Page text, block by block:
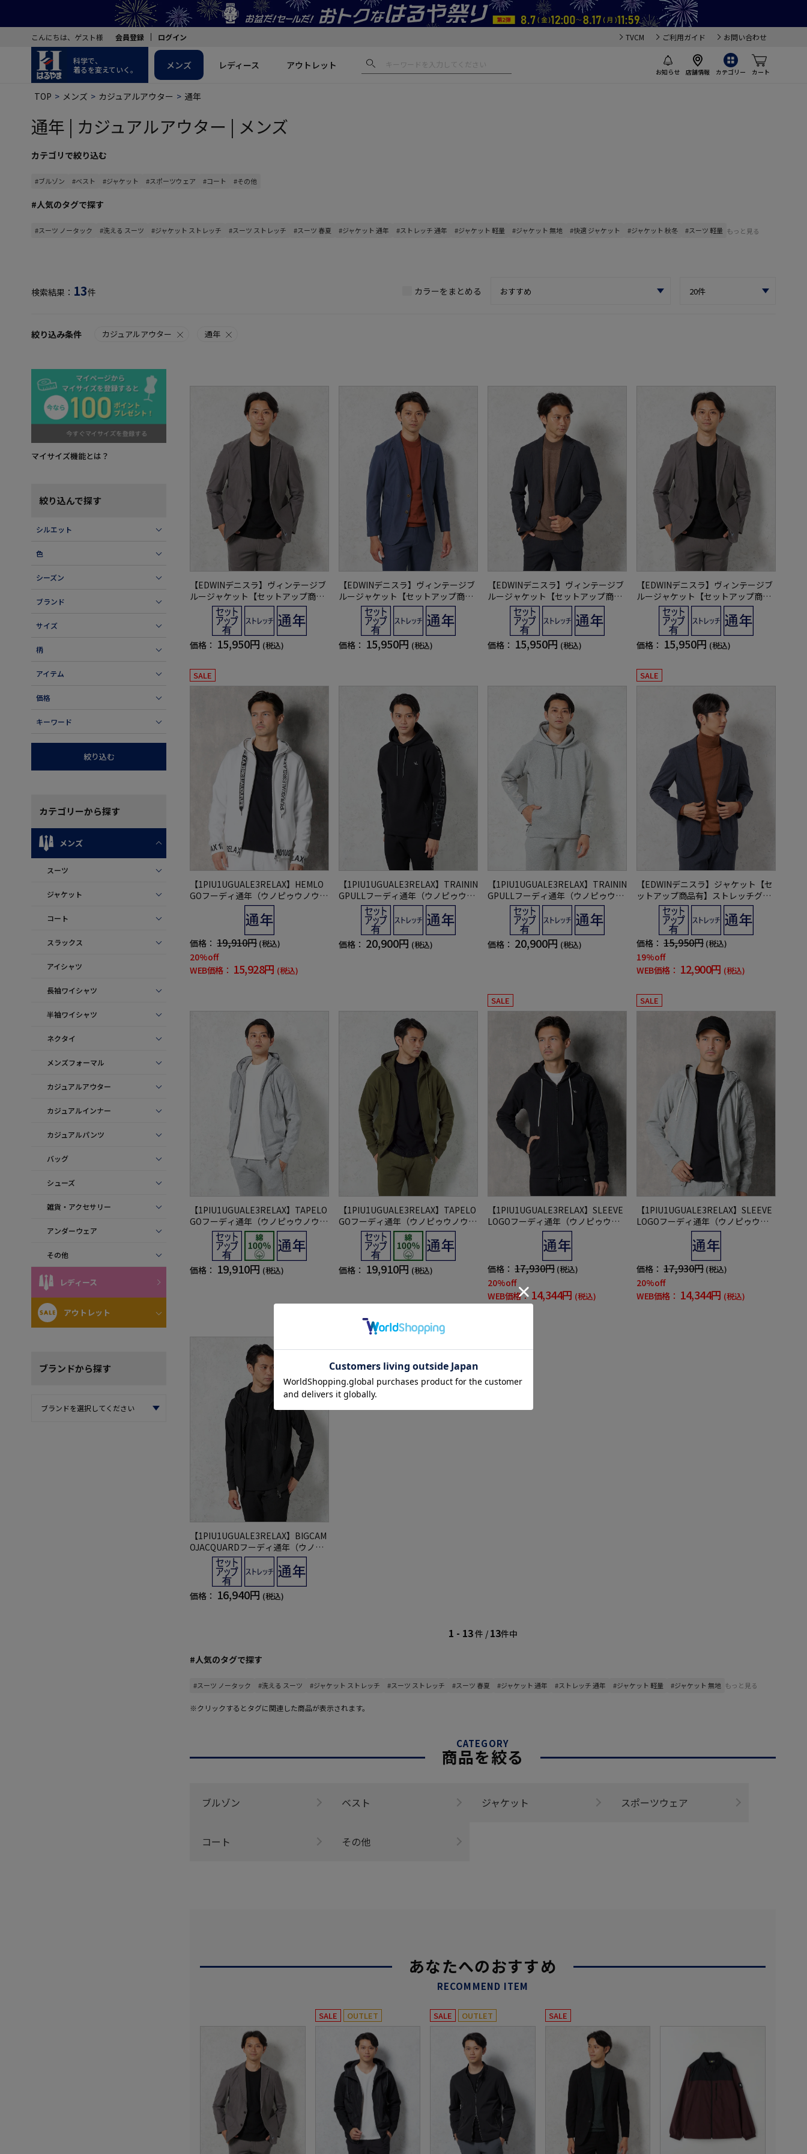
こんにちは、ゲスト様 会員登録 ログイン TVCM ご利用ガイド お問い合わせ
科学で、
着るを変えていく。
お知らせ 店舗情報 カテゴリー カート
メンズ レディース アウトレット
TOP メンズ カジュアルアウター 通年
通年 | カジュアルアウター | メンズ
カテゴリで絞り込む
#ブルゾン #ベスト #ジャケット #スポーツウェア #コート #その他
#人気のタグで探す
#スーツ ノータック #洗える スーツ #ジャケット ストレッチ #スーツ ストレッチ #スーツ 春夏 #ジャケット 通年 #ストレッチ 通年 #ジャケット 軽量 #ジャケット 無地 #快適 ジャケット #ジャケット 秋冬 #スーツ 軽量 もっと見る
検索結果： 13件 カラーをまとめる
絞り込み条件 カジュアルアウター 通年
マイサイズ機能とは？
絞り込んで探す
シルエット
色
シーズン
ブランド
サイズ
柄
アイテム
価格
キーワード
絞り込む
カテゴリーから探す
メンズ
スーツ
ジャケット
コート
スラックス
アイシャツ
長袖ワイシャツ
半袖ワイシャツ
ネクタイ
メンズフォーマル
カジュアルアウター
カジュアルインナー
カジュアルパンツ
バッグ
シューズ
雑貨・アクセサリー
アンダーウェア
その他
レディース
アウトレット
ブランドから探す
【EDWINデニスラ】ヴィンテージブ
ルージャケット【セットアップ商品
有】ストレッチ無地通年
価格： 15,950円 (税込)
【EDWINデニスラ】ヴィンテージブ
ルージャケット【セットアップ商品
有】ストレッチ無地通年
価格： 15,950円 (税込)
【EDWINデニスラ】ヴィンテージブ
ルージャケット【セットアップ商品
有】ストレッチ無地通年
価格： 15,950円 (税込)
【EDWINデニスラ】ヴィンテージブ
ルージャケット【セットアップ商品
有】ストレッチ無地通年
価格： 15,950円 (税込)
SALE
【1PIU1UGUALE3RELAX】HEMLO
GOフーディ通年（ウノピゥウノウグ
価格： 19,910円 (税込)
20%off
WEB価格： 15,928円 (税込)
【1PIU1UGUALE3RELAX】TRAININ
GPULLフーディ通年（ウノピゥウノ
ウグァーレトレ）
価格： 20,900円 (税込)
【1PIU1UGUALE3RELAX】TRAININ
GPULLフーディ通年（ウノピゥウノ
ウグァーレトレ）
価格： 20,900円 (税込)
SALE
【EDWINデニスラ】ジャケット【セ
ットアップ商品有】ストレッチグレ
ンチェック通年
価格： 15,950円 (税込)
19%off
WEB価格： 12,900円 (税込)
【1PIU1UGUALE3RELAX】TAPELO
GOフーディ通年（ウノピゥウノウグ
ァーレトレ）
価格： 19,910円 (税込)
【1PIU1UGUALE3RELAX】TAPELO
GOフーディ通年（ウノピゥウノウグ
ァーレトレ）
価格： 19,910円 (税込)
SALE
【1PIU1UGUALE3RELAX】SLEEVE
LOGOフーディ通年（ウノピゥウノ
ウグァーレトレ）
価格： 17,930円 (税込)
20%off
WEB価格： 14,344円 (税込)
SALE
【1PIU1UGUALE3RELAX】SLEEVE
LOGOフーディ通年（ウノピゥウノ
ウグァーレトレ）
価格： 17,930円 (税込)
20%off
WEB価格： 14,344円 (税込)
【1PIU1UGUALE3RELAX】BIGCAM
OJACQUARDフーディ通年（ウノピ
ゥウノウグァーレトレ）
価格： 16,940円 (税込)
1 - 13件 / 13件中
#人気のタグで探す
#スーツ ノータック #洗える スーツ #ジャケット ストレッチ #スーツ ストレッチ #スーツ 春夏 #ジャケット 通年 #ストレッチ 通年 #ジャケット 軽量 #ジャケット 無地 もっと見る
※クリックするとタグに関連した商品が表示されます。
CATEGORY
商品を絞る
ブルゾン ベスト ジャケット スポーツウェア
コート その他
あなたへのおすすめ
RECOMMEND ITEM
SALE OUTLET SALE OUTLET SALE